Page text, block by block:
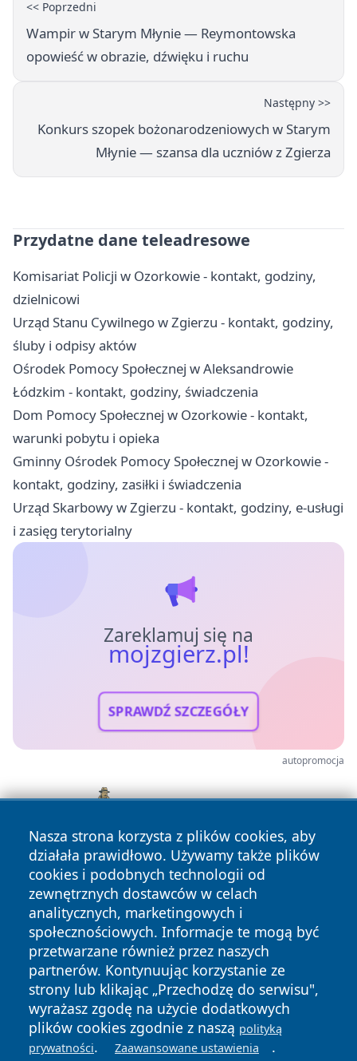
<< Poprzedni
Wampir w Starym Młynie — Reymontowska
opowieść w obrazie, dźwięku i ruchu
Następny >>
Konkurs szopek bożonarodzeniowych w Starym
Młynie — szansa dla uczniów z Zgierza
Przydatne dane teleadresowe
Komisariat Policji w Ozorkowie - kontakt, godziny,
dzielnicowi
Urząd Stanu Cywilnego w Zgierzu - kontakt, godziny,
śluby i odpisy aktów
Ośrodek Pomocy Społecznej w Aleksandrowie
Łódzkim - kontakt, godziny, świadczenia
Dom Pomocy Społecznej w Ozorkowie - kontakt,
warunki pobytu i opieka
Gminny Ośrodek Pomocy Społecznej w Ozorkowie -
kontakt, godziny, zasiłki i świadczenia
Urząd Skarbowy w Zgierzu - kontakt, godziny, e-usługi
i zasięg terytorialny
Zareklamuj się na
mojzgierz.pl!
SPRAWDŹ SZCZEGÓŁY
autopromocja
Nasza strona korzysta z plików cookies, aby
działała prawidłowo. Używamy także plików
cookies i podobnych technologii od
zewnętrznych dostawców w celach
analitycznych, marketingowych i
społecznościowych. Informacje te mogą być
przetwarzane również przez naszych
partnerów. Kontynuując korzystanie ze
strony lub klikając „Przechodzę do serwisu",
wyrażasz zgodę na użycie dodatkowych
plików cookies zgodnie z naszą polityką
prywatności. Zaawansowane ustawienia .
Copyright © 2026 mojzgierz.pl Wszystkie prawa zastrzeżone.
News Autorzy
Polityka
Polityka